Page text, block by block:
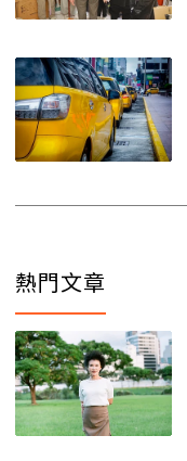
熱門文章